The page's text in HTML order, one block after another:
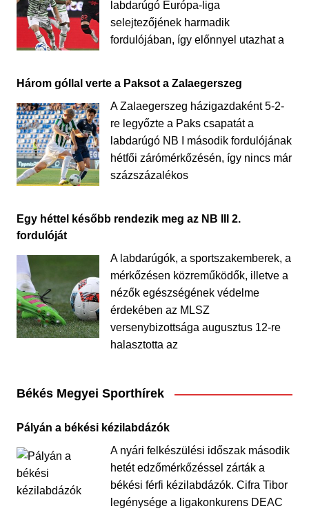
labdarúgó Európa-liga
selejtezőjének harmadik
fordulójában, így előnnyel utazhat a
Három góllal verte a Paksot a Zalaegerszeg
A Zalaegerszeg házigazdaként 5-2-
re legyőzte a Paks csapatát a
labdarúgó NB I második fordulójának
hétfői zárómérkőzésén, így nincs már
százszázalékos
Egy héttel később rendezik meg az NB III 2.
fordulóját
A labdarúgók, a sportszakemberek, a
mérkőzésen közreműködők, illetve a
nézők egészségének védelme
érdekében az MLSZ
versenybizottsága augusztus 12-re
halasztotta az
Békés Megyei Sporthírek
Pályán a békési kézilabdázók
A nyári felkészülési időszak második
hetét edzőmérkőzéssel zárták a
békési férfi kézilabdázók. Cifra Tibor
legénysége a ligakonkurens DEAC